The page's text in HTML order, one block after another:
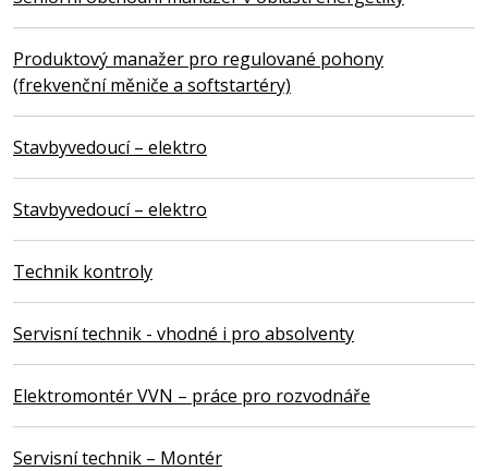
Produktový manažer pro regulované pohony
(frekvenční měniče a softstartéry)
Stavbyvedoucí – elektro
Stavbyvedoucí – elektro
Technik kontroly
Servisní technik - vhodné i pro absolventy
Elektromontér VVN – práce pro rozvodnáře
Servisní technik – Montér